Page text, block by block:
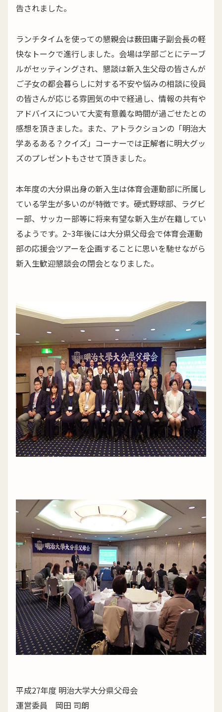
告されました。
ランチタイムを使っての懇親会は薮田庸子副会長の軽
快なトークで進行しました。会場は学部ごとにテーブ
ルがセッティングされ、懇談は新入生父母の皆さんが
ご子女の都会暮らしに対する不安や悩みの相談に役員
の皆さんが応じる雰囲気の中で経過し、情報の共有や
アドバイスについて大変有意義な時間が過ごせたとの
感想を頂きました。また、アトラクションの「明治大
学あるある？クイズ」コーナーでは正解者に明大グッ
ズのプレゼントもさせて頂きました。
本年度の大分県出身の新入生は体育会運動部に所属し
ている学生が多いのが特徴です。硬式野球部、ラグビ
ー部、サッカー部等に将来有望な新入生が在籍してい
るようです。2~3年後には大分県父母会で体育会運動
部の応援会ツアーを企画することに思いを馳せながら
新入生歓迎懇談会の閉会となりました。
平成27年度 明治大学大分県父母会
運営委員 岡田 司朗